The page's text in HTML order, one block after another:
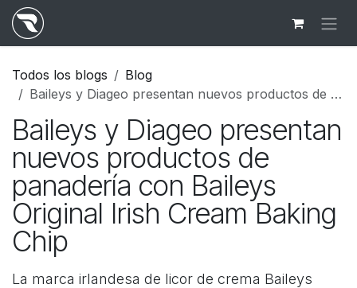
Ir al contenido
Todos los blogs
Blog
Baileys y Diageo presentan nuevos productos de panadería con Baileys Original Irish Cream Baking Chip
Baileys y Diageo presentan
nuevos productos de
panadería con Baileys
Original Irish Cream Baking
Chip
La marca irlandesa de licor de crema Baileys